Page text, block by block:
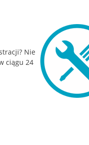
Nie
ciągu 24